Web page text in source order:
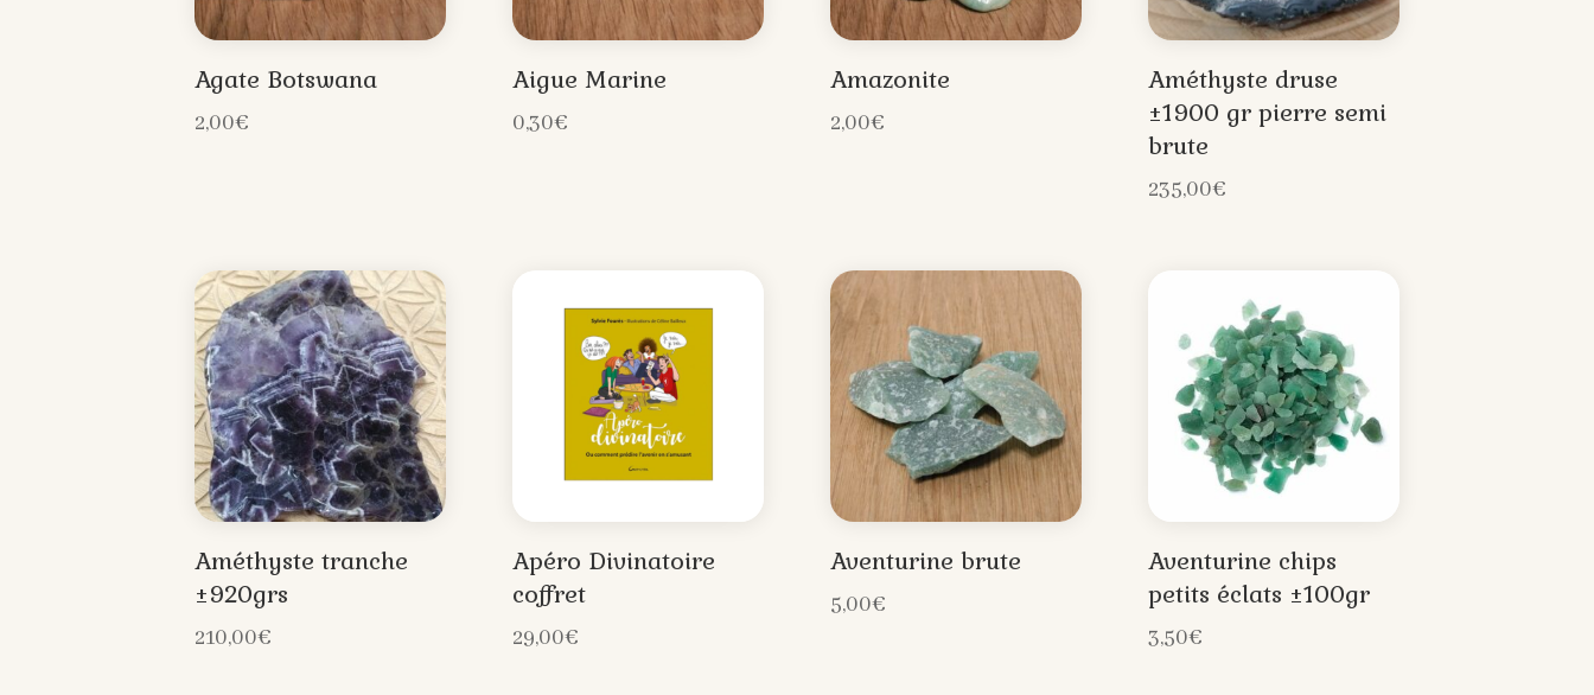
Agate Botswana
2,00€
Aigue Marine
0,30€
Amazonite
2,00€
Améthyste druse
±1900 gr pierre semi
brute
235,00€
Améthyste tranche
±920grs
210,00€
Apéro Divinatoire
coffret
29,00€
Aventurine brute
5,00€
Aventurine chips
petits éclats ±100gr
3,50€